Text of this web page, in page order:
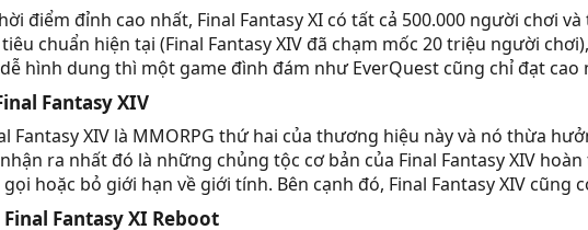
điểm đỉnh cao nhất, Final Fantasy XI có tất cả 500.000 người chơi
chuẩn hiện tại (Final Fantasy XIV đã chạm mốc 20 triệu người
hình dung thì một game đình đám như EverQuest cũng chỉ đạt
Fantasy XIV​
Fantasy XIV là MMORPG thứ hai của thương hiệu này và nó thừa
ra nhất đó là những chủng tộc cơ bản của Final Fantasy XIV
hoặc bỏ giới hạn về giới tính. Bên cạnh đó, Final Fantasy XIV
Final Fantasy XI Reboot​